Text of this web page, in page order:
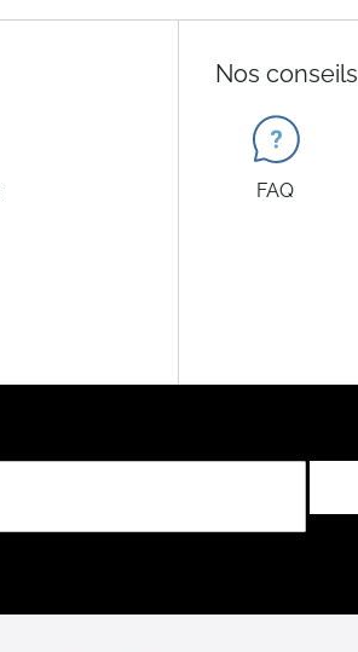
Nos conseils
FAQ